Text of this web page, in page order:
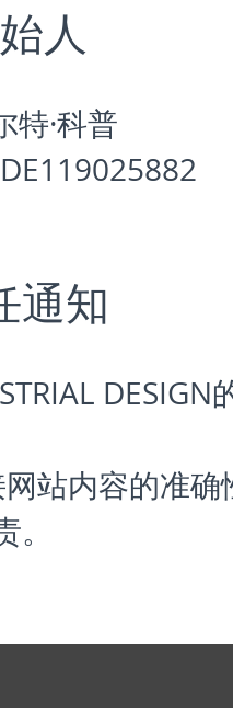
人
特·科普
通知
DESIGN
站内容的准
。